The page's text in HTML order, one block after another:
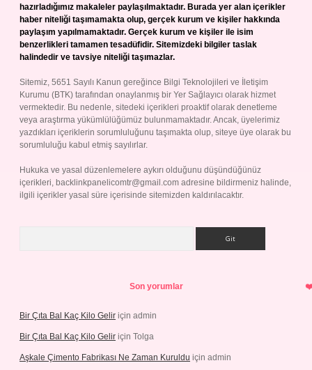
hazırladığımız makaleler paylaşılmaktadır. Burada yer alan içerikler
haber niteliği taşımamakta olup, gerçek kurum ve kişiler hakkında
paylaşım yapılmamaktadır. Gerçek kurum ve kişiler ile isim
benzerlikleri tamamen tesadüfidir. Sitemizdeki bilgiler taslak
halindedir ve tavsiye niteliği taşımazlar.
Sitemiz, 5651 Sayılı Kanun gereğince Bilgi Teknolojileri ve İletişim
Kurumu (BTK) tarafından onaylanmış bir Yer Sağlayıcı olarak hizmet
vermektedir. Bu nedenle, sitedeki içerikleri proaktif olarak denetleme
veya araştırma yükümlülüğümüz bulunmamaktadır. Ancak, üyelerimiz
yazdıkları içeriklerin sorumluluğunu taşımakta olup, siteye üye olarak bu
sorumluluğu kabul etmiş sayılırlar.
Hukuka ve yasal düzenlemelere aykırı olduğunu düşündüğünüz
içerikleri, backlinkpanelicomtr@gmail.com adresine bildirmeniz halinde,
ilgili içerikler yasal süre içerisinde sitemizden kaldırılacaktır.
Son yorumlar
Bir Çıta Bal Kaç Kilo Gelir için admin
Bir Çıta Bal Kaç Kilo Gelir için Tolga
Aşkale Çimento Fabrikası Ne Zaman Kuruldu için admin